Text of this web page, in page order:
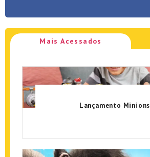
Mais Acessados
Lançamento Minions